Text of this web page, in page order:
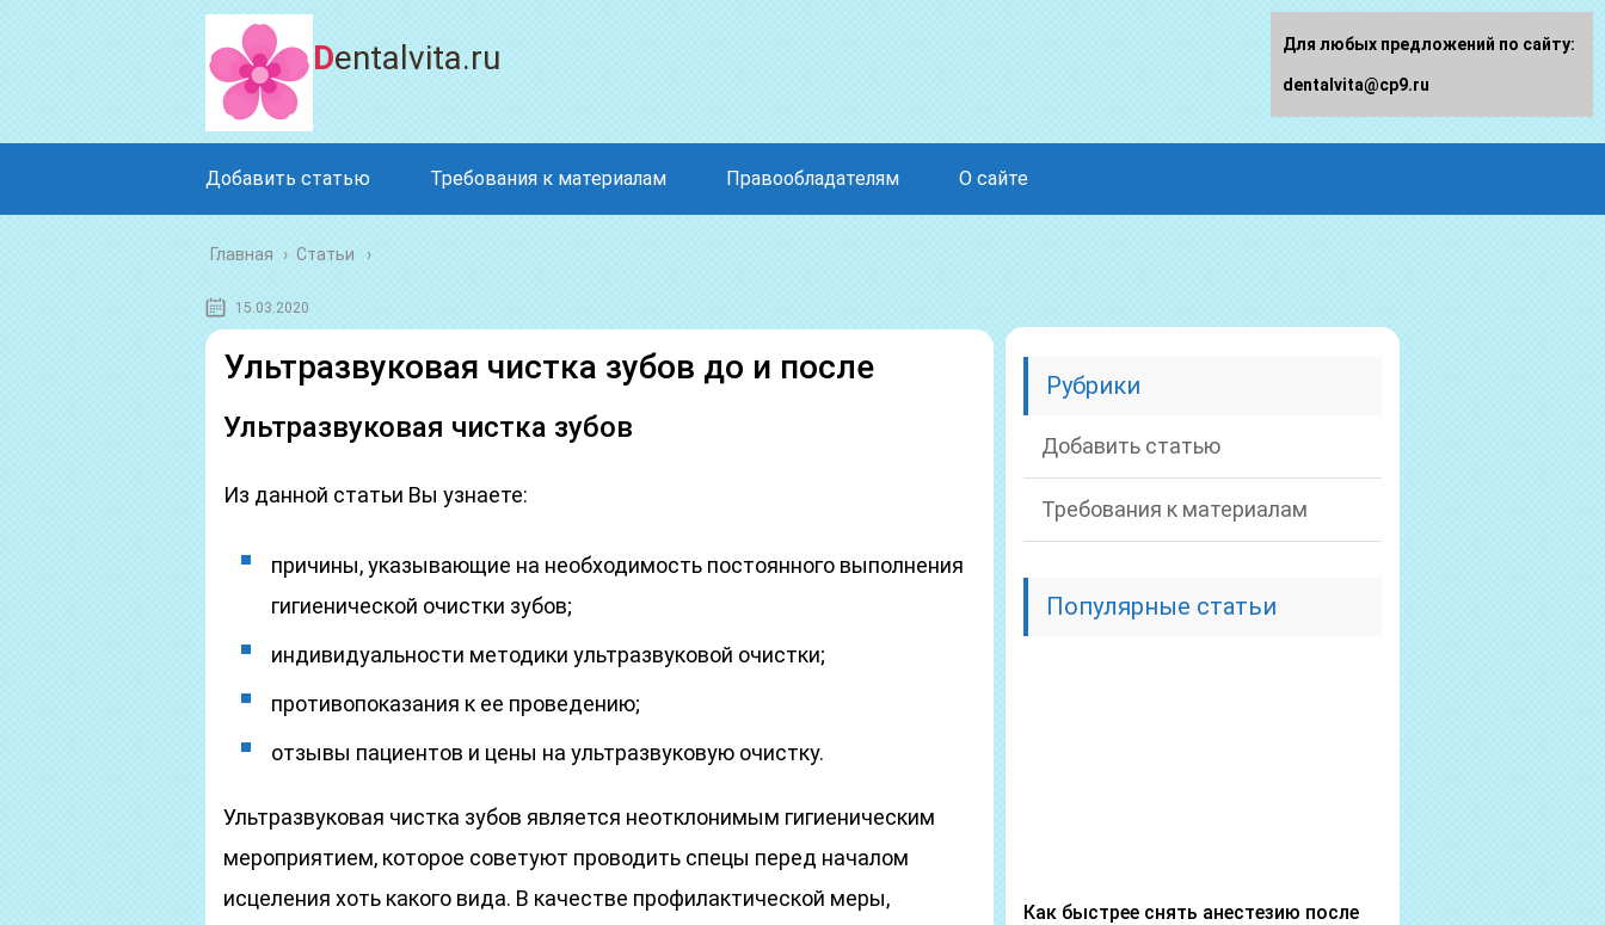
Dentalvita.ru
Добавить статью Требования к материалам Правообладателям О сайте
Главная › Статьи
15.03.2020
Ультразвуковая чистка зубов до и после
Ультразвуковая чистка зубов
Из данной статьи Вы узнаете:
причины, указывающие на необходимость постоянного выполнения
гигиенической очистки зубов;
индивидуальности методики ультразвуковой очистки;
противопоказания к ее проведению;
отзывы пациентов и цены на ультразвуковую очистку.
Ультразвуковая чистка зубов является неотклонимым гигиеническим
мероприятием, которое советуют проводить спецы перед началом
исцеления хоть какого вида. В качестве профилактической меры,
Рубрики
Добавить статью
Требования к материалам
Популярные статьи
Как быстрее снять анестезию после
Для любых предложений по сайту:
dentalvita@cp9.ru